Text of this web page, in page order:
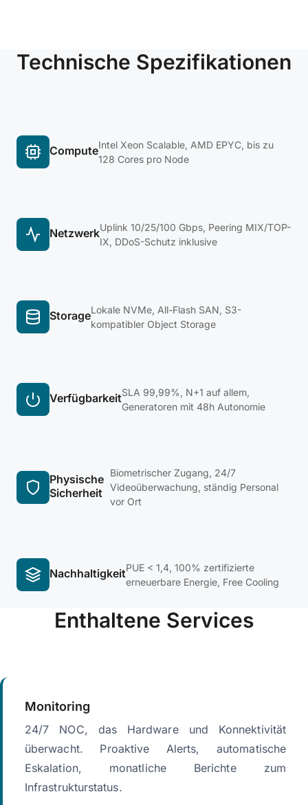
Technische Spezifikationen
ComputeIntel Xeon Scalable, AMD EPYC, bis zu
128 Cores pro Node
NetzwerkUplink 10/25/100 Gbps, Peering MIX/TOP-
IX, DDoS-Schutz inklusive
StorageLokale NVMe, All-Flash SAN, S3-
kompatibler Object Storage
VerfügbarkeitSLA 99,99%, N+1 auf allem,
Generatoren mit 48h Autonomie
Physische
Sicherheit
Biometrischer Zugang, 24/7
Videoüberwachung, ständig Personal
vor Ort
NachhaltigkeitPUE < 1,4, 100% zertifizierte
erneuerbare Energie, Free Cooling
Enthaltene Services
Monitoring
24/7 NOC, das Hardware und Konnektivität
überwacht. Proaktive Alerts, automatische
Eskalation, monatliche Berichte zum
Infrastrukturstatus.